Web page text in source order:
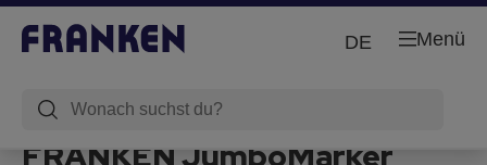
Menü
DE
FRANKEN JumboMarker